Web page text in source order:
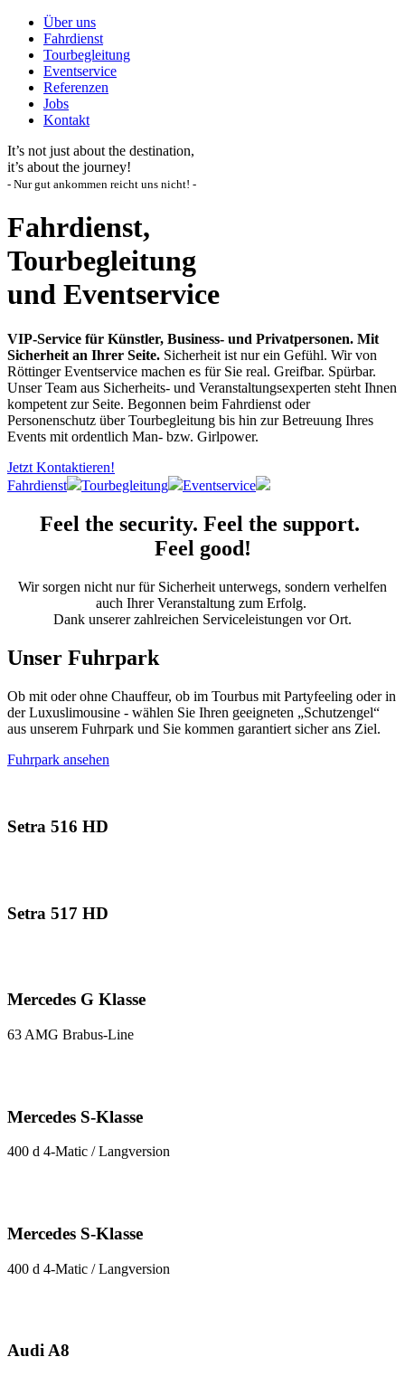
Über uns
Fahrdienst
Tourbegleitung
Eventservice
Referenzen
Jobs
Kontakt
It’s not just about the destination,
it’s about the journey!
- Nur gut ankommen reicht uns nicht! -
Fahrdienst,
Tourbegleitung
und Eventservice
VIP-Service für Künstler, Business- und Privatpersonen. Mit
Sicherheit an Ihrer Seite. Sicherheit ist nur ein Gefühl. Wir von
Röttinger Eventservice machen es für Sie real. Greifbar. Spürbar.
Unser Team aus Sicherheits- und Veranstaltungsexperten steht Ihnen
kompetent zur Seite. Begonnen beim Fahrdienst oder
Personenschutz über Tourbegleitung bis hin zur Betreuung Ihres
Events mit ordentlich Man- bzw. Girlpower.
Jetzt Kontaktieren!
Fahrdienst
Tourbegleitung Eventservice
Feel the security. Feel the support.
Feel good!
Wir sorgen nicht nur für Sicherheit unterwegs, sondern verhelfen
auch Ihrer Veranstaltung zum Erfolg.
Dank unserer zahlreichen Serviceleistungen vor Ort.
Unser Fuhrpark
Ob mit oder ohne Chauffeur, ob im Tourbus mit Partyfeeling oder in
der Luxuslimousine - wählen Sie Ihren geeigneten „Schutzengel“
aus unserem Fuhrpark und Sie kommen garantiert sicher ans Ziel.
Fuhrpark ansehen
Setra 516 HD
Setra 517 HD
Mercedes G Klasse
63 AMG Brabus-Line
Mercedes S-Klasse
400 d 4-Matic / Langversion
Mercedes S-Klasse
400 d 4-Matic / Langversion
Audi A8